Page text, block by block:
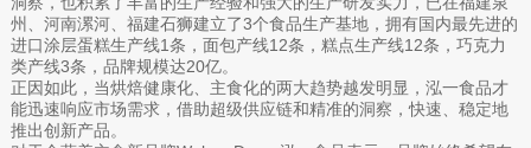
州、河南漯河、福建石狮建立了3个食品生产基地，拥有国内最先进的
进口涂层蛋糕生产线1条，面包产线12条，糕点生产线12条，巧克力
类产线3条，品牌规模达20亿。
正因如此，当烘焙健康化、主食化的两大趋势越发明显，泓一食品才
能迅速响应市场需求，借助超级供应链和精准的洞察，快速、稳定地
推出创新产品。